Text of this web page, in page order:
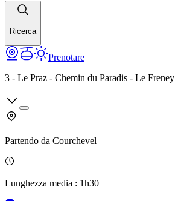
Ricerca
Prenotare
3 - Le Praz - Chemin du Paradis - Le Freney
Partendo da Courchevel
Lunghezza media : 1h30